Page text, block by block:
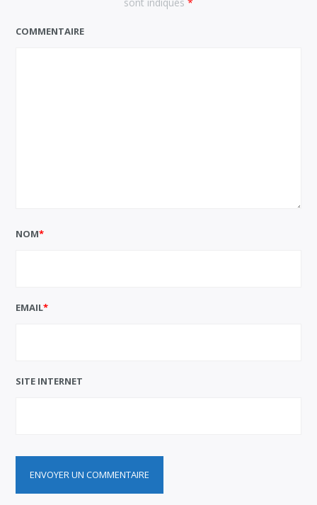
COMMENTAIRE
NOM*
EMAIL*
SITE INTERNET